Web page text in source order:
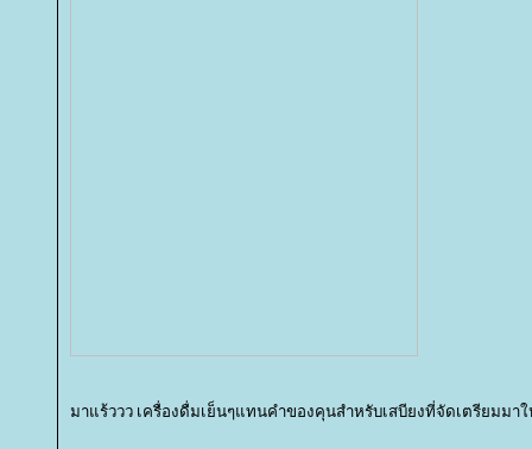
มาแร้ววว เครื่องดื่มเย็นๆแทนคำของคุนสำหรับเสบียงที่จัดเตรียมม